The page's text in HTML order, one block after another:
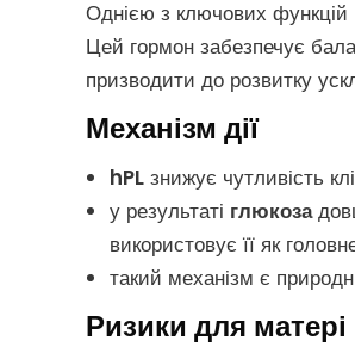
Однією з ключових функцій
Цей гормон забезпечує
призводити до розвитку
Механізм дії
hPL знижує чутливість
у результаті глюкоза
використовує її як
такий механізм є
Ризики для матері